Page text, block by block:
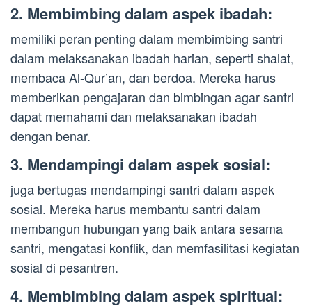
2. Membimbing dalam aspek ibadah:
memiliki peran penting dalam membimbing santri
dalam melaksanakan ibadah harian, seperti shalat,
membaca Al-Qur’an, dan berdoa. Mereka harus
memberikan pengajaran dan bimbingan agar santri
dapat memahami dan melaksanakan ibadah
dengan benar.
3. Mendampingi dalam aspek sosial:
juga bertugas mendampingi santri dalam aspek
sosial. Mereka harus membantu santri dalam
membangun hubungan yang baik antara sesama
santri, mengatasi konflik, dan memfasilitasi kegiatan
sosial di pesantren.
4. Membimbing dalam aspek spiritual: